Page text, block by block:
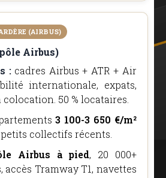
(AIRBUS)
Airbus)
: cadres Airbus + ATR + Air
internationale, expats,
50 % locataires.
3 100-3 650 €/m²
petits collectifs récents.
Airbus à pied, 20 000+
accès Tramway T1, navettes